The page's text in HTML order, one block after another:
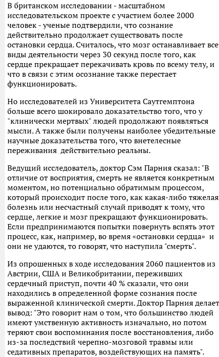
В британском исследовании - масштабном
исследовательском проекте с участием более 2000
человек - ученые подтвердили, что сознание
действительно продолжает существовать после
остановки сердца. Считалось, что мозг останавливает все
виды деятельности через 30 секунд после того, как
сердце прекращает перекачивать кровь по всему телу, и
что в связи с этим осознание также перестает
функционировать.
Но исследователей из Университета Саутгемптона
больше всего шокировало доказательство того, что у
"клинически мертвых" людей продолжают появляться
мысли. А также были получены наиболее убедительные
научные доказательства того, что внетелесные
переживания действительно реальны.
Ведущий исследователь, доктор Сэм Парния сказал: "В
отличие от восприятия, смерть не является конкретным
моментом, но потенциально обратимым процессом,
который происходит после того, как какая-либо тяжелая
болезнь или несчастный случай приводят к тому, что
сердце, легкие и мозг прекращают функционировать.
Если предпринимаются попытки повернуть вспять этот
процесс, как, например, во время «остановки сердца» и
они не удаются, то говорят, что наступила "смерть".
Из опрошенных в ходе исследования 2060 пациентов из
Австрии, США и Великобритании, переживших
сердечный приступ, почти 40 % сказали, что они
находились в определенной форме сознания после
выраженной клинической смерти. Доктор Парния делает
вывод: "Это говорит нам о том, что большинство людей
имеют умственную активность изначально, но потом
теряют свои воспоминания после восстановления, либо
из-за последствий черепно-мозговой травмы или
седативных препаратов, воздействующих на память".